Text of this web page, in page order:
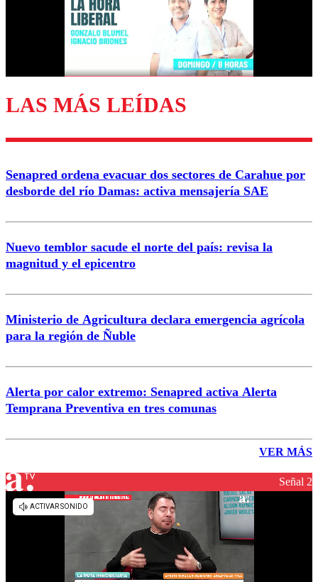
Enviar comentario
LAS MÁS LEÍDAS
Senapred ordena evacuar dos sectores de Carahue por
desborde del río Damas: activa mensajería SAE
Nuevo temblor sacude el norte del país: revisa la
magnitud y el epicentro
Ministerio de Agricultura declara emergencia agrícola
para la región de Ñuble
Alerta por calor extremo: Senapred activa Alerta
Temprana Preventiva en tres comunas
VER MÁS
Señal 2